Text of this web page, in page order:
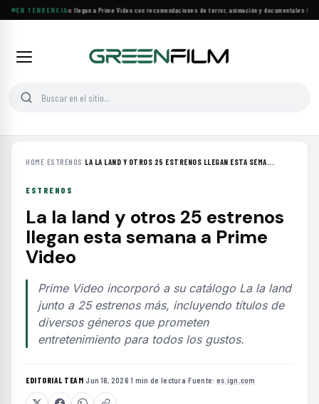
EN TENDENCIA
Más de 160 estrenos llegan a Prime Video con recomendaciones de terror, animación y documentales·Las
HOME›ESTRENOS ›LA LA LAND Y OTROS 25 ESTRENOS LLEGAN ESTA SEMA...
ESTRENOS
La la land y otros 25 estrenos
llegan esta semana a Prime
Video
Prime Video incorporó a su catálogo La la land
junto a 25 estrenos más, incluyendo títulos de
diversos géneros que prometen
entretenimiento para todos los gustos.
EDITORIAL TEAM·Jun 16, 2026·1 min de lectura·Fuente: es.ign.com